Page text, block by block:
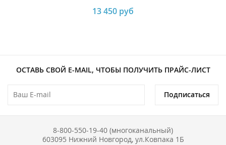
13 450 руб
ОСТАВЬ СВОЙ E-MAIL, ЧТОБЫ ПОЛУЧИТЬ ПРАЙС-ЛИСТ
Подписаться
8-800-550-19-40 (многоканальный)
603095 Нижний Новгород, ул.Ковпака 1Б